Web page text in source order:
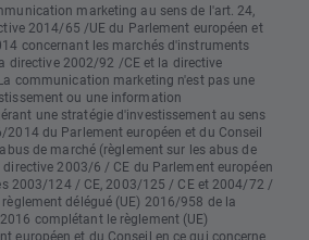
marketing au sens de l'art. 24,
2014/65 /UE du Parlement européen et
concernant les marchés d'instruments
directive 2002/92 /CE et la directive
communication marketing n'est pas une
ou une information
une stratégie d'investissement au sens
2014 du Parlement européen et du Conseil
de marché (règlement sur les abus de
2003/6 / CE du Parlement européen
2003/124 / CE, 2003/125 / CE et 2004/72 /
délégué (UE) 2016/958 de la
complétant le règlement (UE)
européen et du Conseil en ce qui concerne